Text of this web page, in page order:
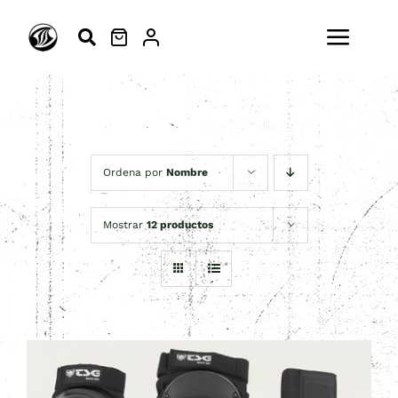
ESCUELA
SURFSKATE
SURF
MODA
ACTIVIDADES
BLOG
Ordena por Nombre
Mostrar 12 productos